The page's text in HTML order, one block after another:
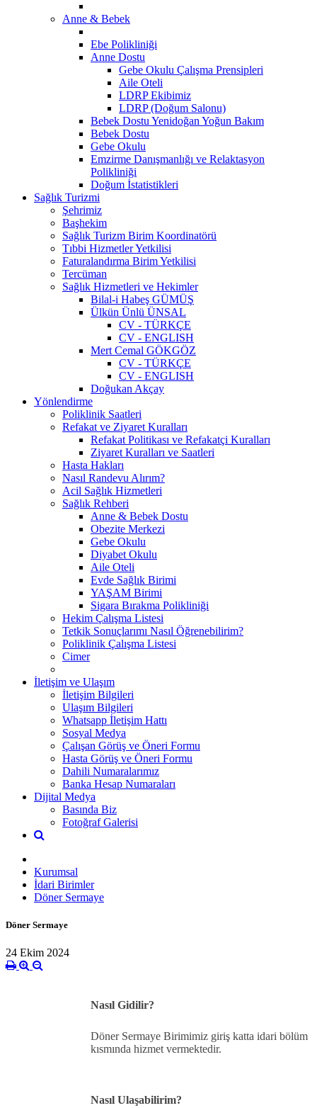
Anne & Bebek
Ebe Polikliniği
Anne Dostu
Gebe Okulu Çalışma Prensipleri
Aile Oteli
LDRP Ekibimiz
LDRP (Doğum Salonu)
Bebek Dostu Yenidoğan Yoğun Bakım
Bebek Dostu
​Gebe Okulu
Emzirme Danışmanlığı ve Relaktasyon
Polikliniği
Doğum İstatistikleri
Sağlık Turizmi
Şehrimiz
Başhekim
Sağlık Turizm Birim Koordinatörü
Tıbbi Hizmetler Yetkilisi
Faturalandırma Birim Yetkilisi
Tercüman
Sağlık Hizmetleri ve Hekimler
Bilal-i Habeş GÜMÜŞ
Ülkün Ünlü ÜNSAL
CV - TÜRKÇE
CV - ENGLISH
Mert Cemal GÖKGÖZ
CV - TÜRKÇE
CV - ENGLISH
Doğukan Akçay
Yönlendirme
Poliklinik Saatleri
Refakat ve Ziyaret Kuralları
Refakat Politikası ve Refakatçi Kuralları
Ziyaret Kuralları ve Saatleri
Hasta Hakları
Nasıl Randevu Alırım?
Acil Sağlık Hizmetleri
Sağlık Rehberi
Anne & Bebek Dostu
Obezite Merkezi
Gebe Okulu
Diyabet Okulu
Aile Oteli
Evde Sağlık Birimi
YAŞAM Birimi
Sigara Bırakma Polikliniği
Hekim Çalışma Listesi
Tetkik Sonuçlarımı Nasıl Öğrenebilirim?
Poliklinik Çalışma Listesi
Cimer
İletişim ve Ulaşım
İletişim Bilgileri
Ulaşım Bilgileri
Whatsapp İletişim Hattı
Sosyal Medya
Çalışan Görüş ve Öneri Formu
Hasta Görüş ve Öneri Formu
Dahili Numaralarımız
Banka Hesap Numaraları
Dijital Medya
Basında Biz
Fotoğraf Galerisi
Kurumsal
İdari Birimler
Döner Sermaye
Döner Sermaye
24 Ekim 2024
Nasıl Gidilir?
Döner Sermaye Birimimiz giriş katta idari bölüm
kısmında hizmet vermektedir.
Nasıl Ulaşabilirim?